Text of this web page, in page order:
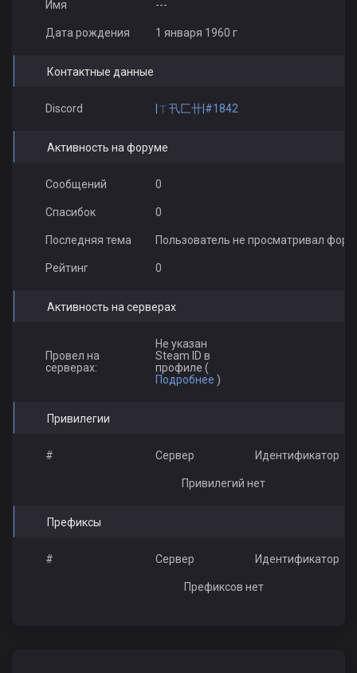
Имя ---
Дата рождения 1 января 1960 г
Контактные данные
Discord |ㄒ卂匚卄|#1842
Активность на форуме
Сообщений 0
Спасибок 0
Последняя тема Пользователь не просматривал
Рейтинг 0
Активность на серверах
Провел на
серверах:
Не указан
Steam ID в
профиле (
Подробнее )
Привилегии
# Сервер Идентификатор
Привилегий нет
Префиксы
# Сервер Идентификатор
Префиксов нет